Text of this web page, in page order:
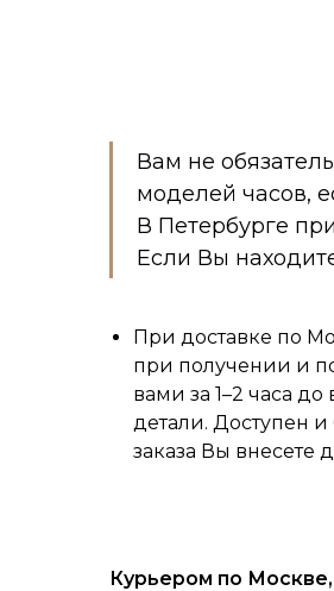
Вам не
моделей часов,
В Петербурге
Если Вы
При доставке по
при получении и
вами за 1–2 часа до
детали. Доступен
заказа Вы внесете
Курьером по